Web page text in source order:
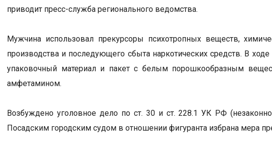
приводит пресс-служба регионального ведомства.
Мужчина использовал прекурсоры психотропных веществ,
производства и последующего сбыта наркотических средств. В
упаковочный материал и пакет с белым порошкообразным
амфетамином.
Возбуждено уголовное дело по ст. 30 и ст. 228.1 УК РФ
Посадским городским судом в отношении фигуранта избрана мера